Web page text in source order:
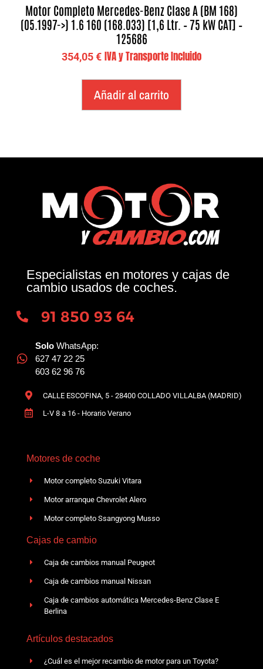
Motor Completo Mercedes-Benz Clase A (BM 168)
(05.1997->) 1.6 160 (168.033) [1,6 Ltr. – 75 kW CAT] –
125686
354,05€ IVA y Transporte Incluido
Añadir al carrito
Especialistas en motores y cajas de
cambio usados de coches.
91 850 93 64
Solo WhatsApp:
627 47 22 25
603 62 96 76
CALLE ESCOFINA, 5 - 28400 COLLADO VILLALBA (MADRID)
L-V 8 a 16 - Horario Verano
Motores de coche
Motor completo Suzuki Vitara
Motor arranque Chevrolet Alero
Motor completo Ssangyong Musso
Cajas de cambio
Caja de cambios manual Peugeot
Caja de cambios manual Nissan
Caja de cambios automática Mercedes-Benz Clase E
Berlina
Artículos destacados
¿Cuál es el mejor recambio de motor para un Toyota?